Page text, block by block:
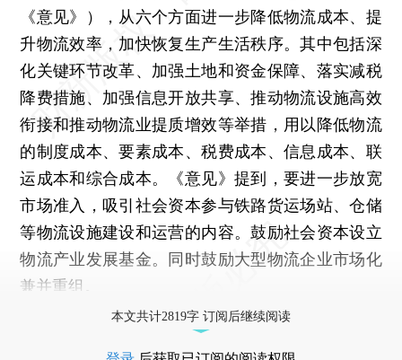
《意见》），从六个方面进一步降低物流成本、提
升物流效率，加快恢复生产生活秩序。其中包括深
化关键环节改革、加强土地和资金保障、落实减税
降费措施、加强信息开放共享、推动物流设施高效
衔接和推动物流业提质增效等举措，用以降低物流
的制度成本、要素成本、税费成本、信息成本、联
运成本和综合成本。《意见》提到，要进一步放宽
市场准入，吸引社会资本参与铁路货运场站、仓储
等物流设施建设和运营的内容。鼓励社会资本设立
物流产业发展基金。同时鼓励大型物流企业市场化
兼并重组。
本文共计2819字 订阅后继续阅读